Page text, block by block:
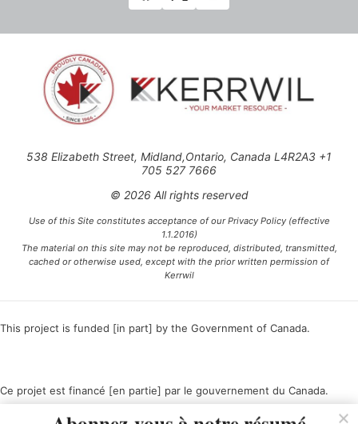
538 Elizabeth Street, Midland,Ontario, Canada L4R2A3 +1
705 527 7666
© 2026 All rights reserved
Use of this Site constitutes acceptance of our Privacy Policy (effective
1.1.2016)
The material on this site may not be reproduced, distributed, transmitted,
cached or otherwise used, except with the prior written permission of
Kerrwil
This project is funded [in part] by the Government of Canada.
Ce projet est financé [en partie] par le gouvernement du Canada.